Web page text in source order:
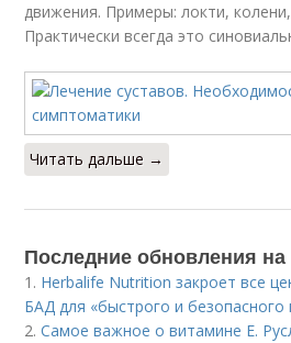
движения. Примеры: локти,
Практически всегда это
Читать дальше →
Последние обновления на
1. Herbalife Nutrition закроет все
БАД для «быстрого и безопасного
2.Самое важное о витамине Е.